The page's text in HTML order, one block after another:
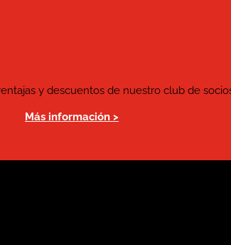
y descuentos de nuestro club de
Más información >